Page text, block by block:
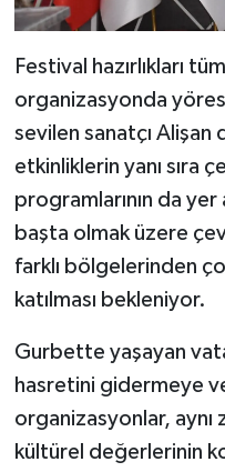
Festival hazırlıkları
organizasyonda
sevilen sanatçı Alişan
etkinliklerin yanı sıra
programlarının da
başta olmak üzere
farklı bölgelerinden
katılması bekleniyor.
Gurbette yaşayan
hasretini gidermeye
organizasyonlar, aynı
kültürel değerlerinin